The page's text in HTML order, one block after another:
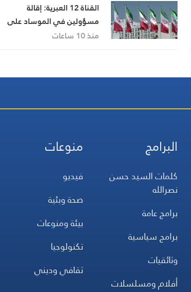
القناة 12 العبرية: إقالة
مسؤولين في الموساد على
خلفية فشل خطة لإسقاط
منذ 10 ساعات
البرامج
كلمات السيد حسن
نصرالله
برامج عامة
برامج سياسية
وثائقيات
أفلام ومسلسلات
منوعات
فيديو
صحة وبئية
بيئة ومنوعات
تكنولوجيا
ثقافي وديني